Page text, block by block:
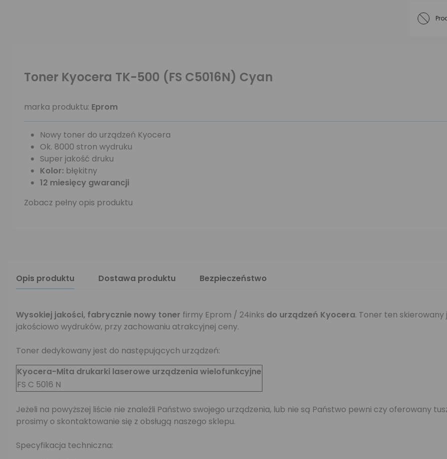
Toner Kyocera TK-500 (FS C5016N) Cyan
marka produktu: Eprom
Nowy toner do urządzeń Kyocera
Ok. 8000 stron wydruku
Super jakość druku
Kolor: błękitny
12 miesięcy gwarancji
Zobacz pełny opis produktu
Opis produktu Dostawa produktu Bezpieczeństwo
Wysokiej jakości, fabrycznie nowy toner firmy Eprom / 24inks do urządzeń Kyocera. Toner ten skierowany
jakościowo wydruków, przy zachowaniu atrakcyjnej ceny.
Toner dedykowany jest do następujących urządzeń:
Kyocera-Mita drukarki laserowe urządzenia wielofunkcyjne
FS C 5016 N
Jeżeli na powyższej liście nie znaleźli Państwo swojego urządzenia, lub nie są Państwo pewni czy oferowany
prosimy o skontaktowanie się z obsługą naszego sklepu.
Specyfikacja techniczna: